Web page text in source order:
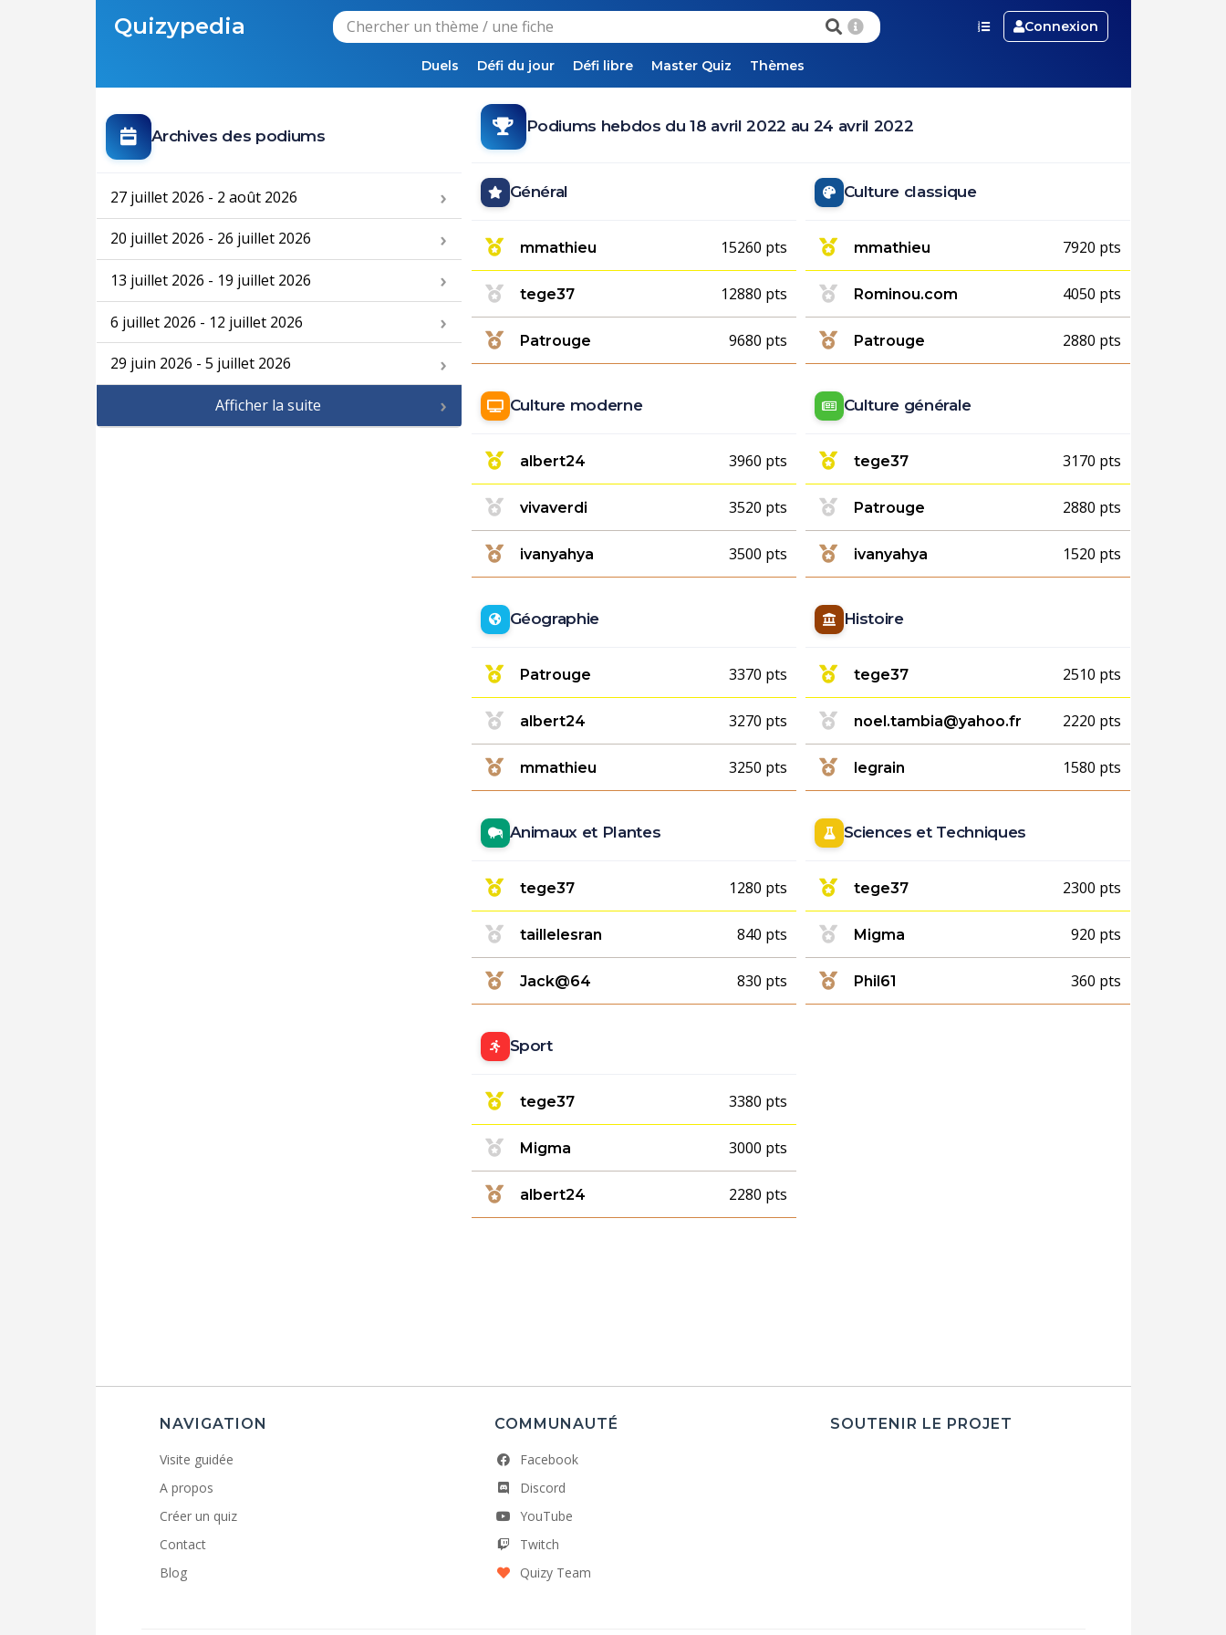
Quizypedia Connexion
Duels Défi du jour Défi libre Master Quiz Thèmes
Archives des podiums
27 juillet 2026 - 2 août 2026
20 juillet 2026 - 26 juillet 2026
13 juillet 2026 - 19 juillet 2026
6 juillet 2026 - 12 juillet 2026
29 juin 2026 - 5 juillet 2026
Afficher la suite
Podiums hebdos du 18 avril 2022 au 24 avril 2022
Général
mmathieu 15260 pts
tege37 12880 pts
Patrouge 9680 pts
Culture classique
mmathieu 7920 pts
Rominou.com 4050 pts
Patrouge 2880 pts
Culture moderne
albert24 3960 pts
vivaverdi 3520 pts
ivanyahya 3500 pts
Culture générale
tege37 3170 pts
Patrouge 2880 pts
ivanyahya 1520 pts
Géographie
Patrouge 3370 pts
albert24 3270 pts
mmathieu 3250 pts
Histoire
tege37 2510 pts
noel.tambia@yahoo.fr 2220 pts
legrain 1580 pts
Animaux et Plantes
tege37 1280 pts
taillelesran 840 pts
Jack@64 830 pts
Sciences et Techniques
tege37 2300 pts
Migma 920 pts
Phil61 360 pts
Sport
tege37 3380 pts
Migma 3000 pts
albert24 2280 pts
NAVIGATION
Visite guidée
A propos
Créer un quiz
Contact
Blog
COMMUNAUTÉ
Facebook
Discord
YouTube
Twitch
Quizy Team
SOUTENIR LE PROJET